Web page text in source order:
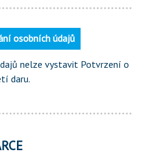
osobních údajů
nelze vystavit Potvrzení o
daru.